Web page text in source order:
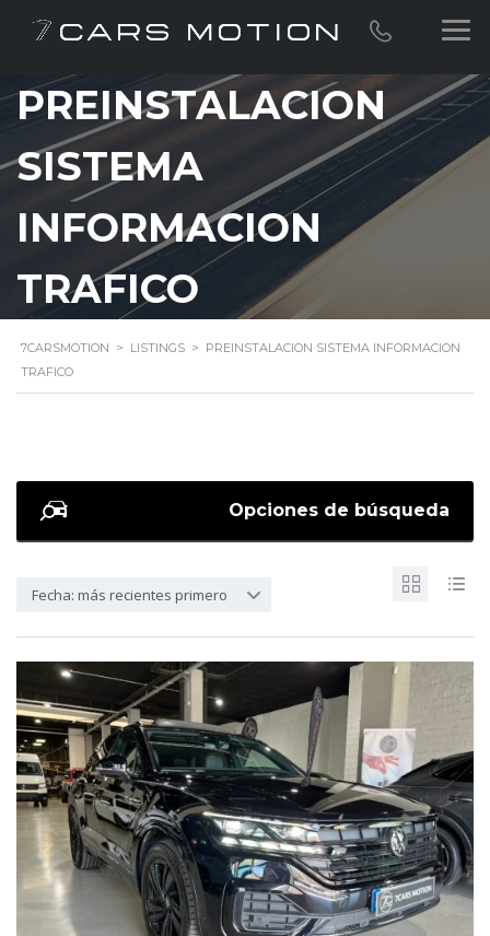
PREINSTALACION
SISTEMA
INFORMACION
TRAFICO
7CARSMOTION > LISTINGS > PREINSTALACION SISTEMA INFORMACION
TRAFICO
Opciones de búsqueda
Fecha: más recientes primero